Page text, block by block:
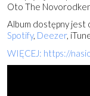
Oto The
Album dostępny jest
Spotify, Deezer,
WIĘCEJ: https://